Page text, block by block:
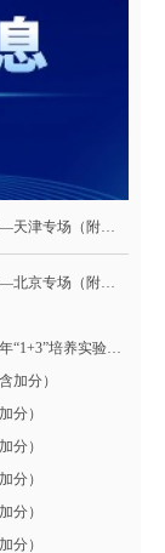
2026京津大型在线高招咨询会高校直播排期—天津专场（附直播链接）
2026京津大型在线高招咨询会高校直播排期—北京专场（附直播链接）
官方发布！北京市教育委员会关于做好2026年“1+3”培养实验工作的通知
加分）
分）
分）
分）
分）
分）